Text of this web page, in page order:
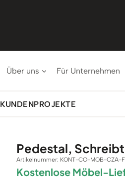
Über uns Für Unternehmen
KUNDENPROJEKTE
Pedestal,
Artikelnummer: KONT-CO-MOB-CZA-
Kostenlose Möbel-